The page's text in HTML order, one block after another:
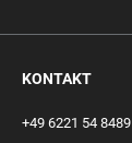
KONTAKT
+49 6221 54 8489